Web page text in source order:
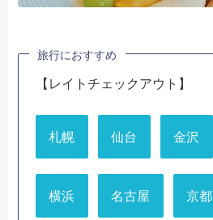
旅行におすすめ
【レイトチェックアウト】
札幌 仙台 金沢
横浜 名古屋 京都